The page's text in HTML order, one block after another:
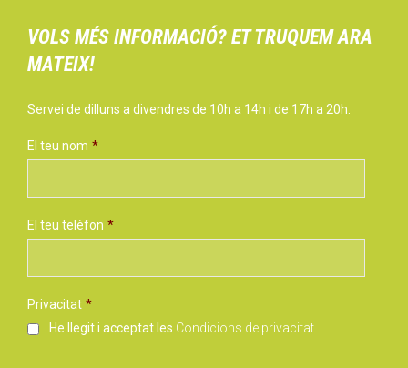
VOLS MÉS INFORMACIÓ? ET TRUQUEM ARA
MATEIX!
Servei de dilluns a divendres de 10h a 14h i de 17h a 20h.
El teu nom *
El teu telèfon *
Privacitat *
He llegit i acceptat les Condicions de privacitat